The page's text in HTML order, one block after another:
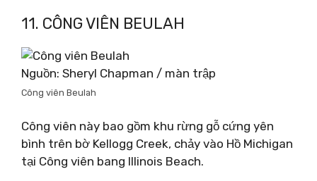
11. CÔNG VIÊN BEULAH
Nguồn: Sheryl Chapman / màn trập
Công viên Beulah
Công viên này bao gồm khu rừng gỗ cứng yên
bình trên bờ Kellogg Creek, chảy vào Hồ Michigan
tại Công viên bang Illinois Beach.